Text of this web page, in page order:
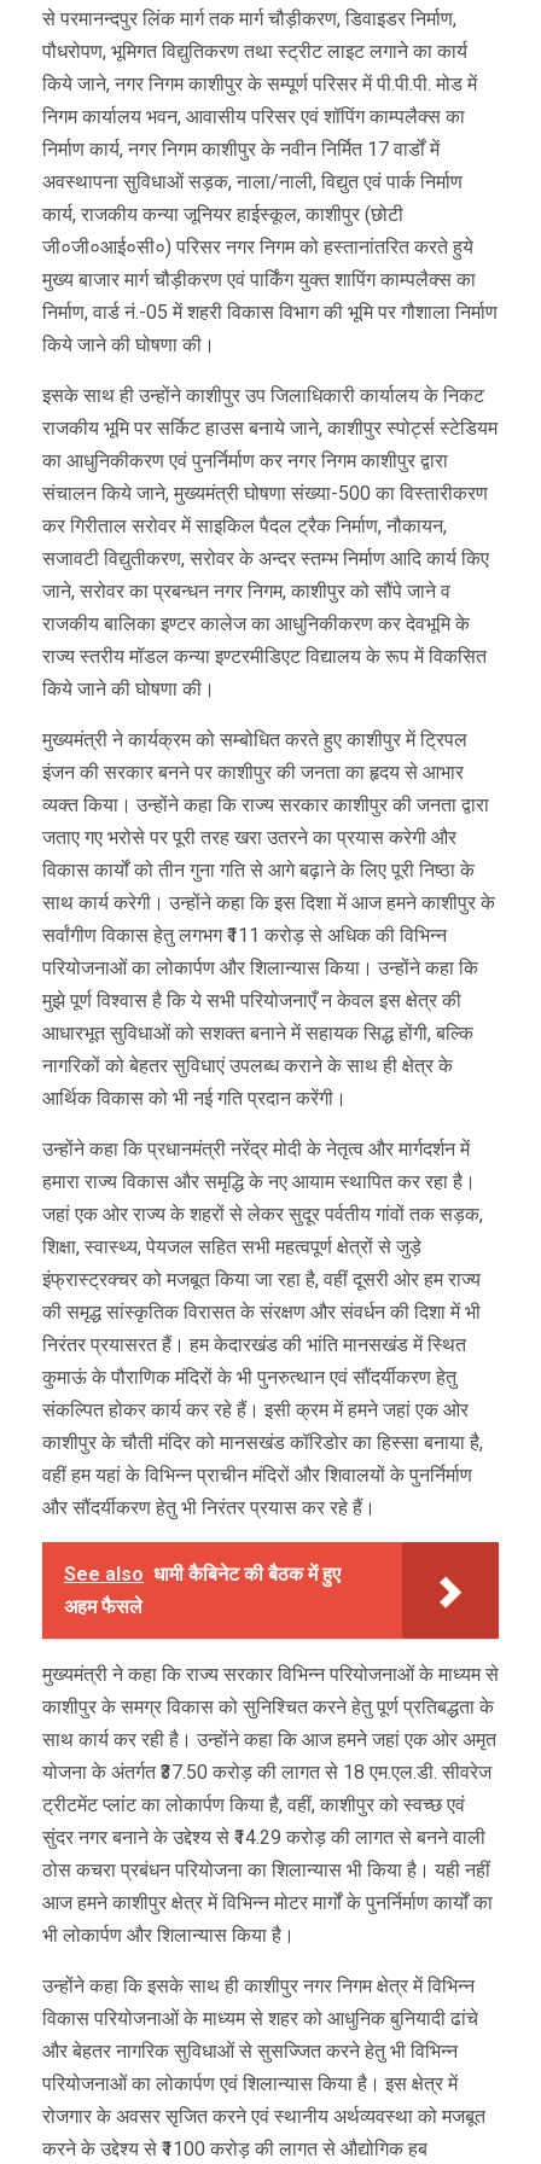
से परमानन्दपुर लिंक मार्ग तक मार्ग चौड़ीकरण, डिवाइडर निर्माण,
पौधरोपण, भूमिगत विद्युतिकरण तथा स्ट्रीट लाइट लगाने का कार्य
किये जाने, नगर निगम काशीपुर के सम्पूर्ण परिसर में पी.पी.पी. मोड में
निगम कार्यालय भवन, आवासीय परिसर एवं शॉपिंग काम्पलैक्स का
निर्माण कार्य, नगर निगम काशीपुर के नवीन निर्मित 17 वार्डों में
अवस्थापना सुविधाओं सड़क, नाला/नाली, विद्युत एवं पार्क निर्माण
कार्य, राजकीय कन्या जूनियर हाईस्कूल, काशीपुर (छोटी
जी०जी०आई०सी०) परिसर नगर निगम को हस्तानांतरित करते हुये
मुख्य बाजार मार्ग चौड़ीकरण एवं पार्किंग युक्त शापिंग काम्पलैक्स का
निर्माण, वार्ड नं.-05 में शहरी विकास विभाग की भूमि पर गौशाला निर्माण
किये जाने की घोषणा की।
इसके साथ ही उन्होंने काशीपुर उप जिलाधिकारी कार्यालय के निकट
राजकीय भूमि पर सर्किट हाउस बनाये जाने, काशीपुर स्पोर्ट्स स्टेडियम
का आधुनिकीकरण एवं पुनर्निर्माण कर नगर निगम काशीपुर द्वारा
संचालन किये जाने, मुख्यमंत्री घोषणा संख्या-500 का विस्तारीकरण
कर गिरीताल सरोवर में साइकिल पैदल ट्रैक निर्माण, नौकायन,
सजावटी विद्युतीकरण, सरोवर के अन्दर स्तम्भ निर्माण आदि कार्य किए
जाने, सरोवर का प्रबन्धन नगर निगम, काशीपुर को सौंपे जाने व
राजकीय बालिका इण्टर कालेज का आधुनिकीकरण कर देवभूमि के
राज्य स्तरीय मॉडल कन्या इण्टरमीडिएट विद्यालय के रूप में विकसित
किये जाने की घोषणा की।
मुख्यमंत्री ने कार्यक्रम को सम्बोधित करते हुए काशीपुर में ट्रिपल
इंजन की सरकार बनने पर काशीपुर की जनता का हृदय से आभार
व्यक्त किया। उन्होंने कहा कि राज्य सरकार काशीपुर की जनता द्वारा
जताए गए भरोसे पर पूरी तरह खरा उतरने का प्रयास करेगी और
विकास कार्यों को तीन गुना गति से आगे बढ़ाने के लिए पूरी निष्ठा के
साथ कार्य करेगी। उन्होंने कहा कि इस दिशा में आज हमने काशीपुर के
सर्वांगीण विकास हेतु लगभग ₹111 करोड़ से अधिक की विभिन्न
परियोजनाओं का लोकार्पण और शिलान्यास किया। उन्होंने कहा कि
मुझे पूर्ण विश्वास है कि ये सभी परियोजनाएँ न केवल इस क्षेत्र की
आधारभूत सुविधाओं को सशक्त बनाने में सहायक सिद्ध होंगी, बल्कि
नागरिकों को बेहतर सुविधाएं उपलब्ध कराने के साथ ही क्षेत्र के
आर्थिक विकास को भी नई गति प्रदान करेंगी।
उन्होंने कहा कि प्रधानमंत्री नरेंद्र मोदी के नेतृत्व और मार्गदर्शन में
हमारा राज्य विकास और समृद्धि के नए आयाम स्थापित कर रहा है।
जहां एक ओर राज्य के शहरों से लेकर सुदूर पर्वतीय गांवों तक सड़क,
शिक्षा, स्वास्थ्य, पेयजल सहित सभी महत्वपूर्ण क्षेत्रों से जुड़े
इंफ्रास्ट्रक्चर को मजबूत किया जा रहा है, वहीं दूसरी ओर हम राज्य
की समृद्ध सांस्कृतिक विरासत के संरक्षण और संवर्धन की दिशा में भी
निरंतर प्रयासरत हैं। हम केदारखंड की भांति मानसखंड में स्थित
कुमाऊं के पौराणिक मंदिरों के भी पुनरुत्थान एवं सौंदर्यीकरण हेतु
संकल्पित होकर कार्य कर रहे हैं। इसी क्रम में हमने जहां एक ओर
काशीपुर के चौती मंदिर को मानसखंड कॉरिडोर का हिस्सा बनाया है,
वहीं हम यहां के विभिन्न प्राचीन मंदिरों और शिवालयों के पुनर्निर्माण
और सौंदर्यीकरण हेतु भी निरंतर प्रयास कर रहे हैं।
See also धामी कैबिनेट की बैठक में हुए
अहम फैसले
मुख्यमंत्री ने कहा कि राज्य सरकार विभिन्न परियोजनाओं के माध्यम से
काशीपुर के समग्र विकास को सुनिश्चित करने हेतु पूर्ण प्रतिबद्धता के
साथ कार्य कर रही है। उन्होंने कहा कि आज हमने जहां एक ओर अमृत
योजना के अंतर्गत ₹37.50 करोड़ की लागत से 18 एम.एल.डी. सीवरेज
ट्रीटमेंट प्लांट का लोकार्पण किया है, वहीं, काशीपुर को स्वच्छ एवं
सुंदर नगर बनाने के उद्देश्य से ₹14.29 करोड़ की लागत से बनने वाली
ठोस कचरा प्रबंधन परियोजना का शिलान्यास भी किया है। यही नहीं
आज हमने काशीपुर क्षेत्र में विभिन्न मोटर मार्गों के पुनर्निर्माण कार्यों का
भी लोकार्पण और शिलान्यास किया है।
उन्होंने कहा कि इसके साथ ही काशीपुर नगर निगम क्षेत्र में विभिन्न
विकास परियोजनाओं के माध्यम से शहर को आधुनिक बुनियादी ढांचे
और बेहतर नागरिक सुविधाओं से सुसज्जित करने हेतु भी विभिन्न
परियोजनाओं का लोकार्पण एवं शिलान्यास किया है। इस क्षेत्र में
रोजगार के अवसर सृजित करने एवं स्थानीय अर्थव्यवस्था को मजबूत
करने के उद्देश्य से ₹1100 करोड़ की लागत से औद्योगिक हब